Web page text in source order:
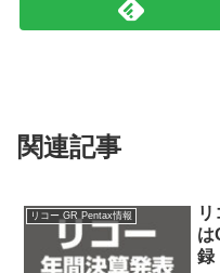
関連記事
リコー GR Pentax情報
は
録